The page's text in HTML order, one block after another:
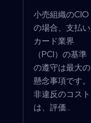
小売組織のCIO
の場合、支払い
カード業界
（PCI）の基準
の遵守は最大の
懸念事項です。
非違反のコスト
は、評価...